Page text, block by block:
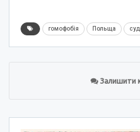
гомофобія Польща суд
Залишити